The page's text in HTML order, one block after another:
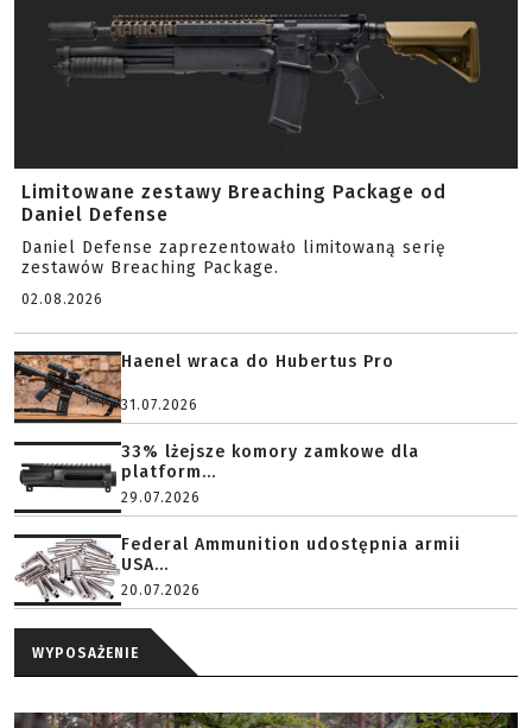
Limitowane zestawy Breaching Package od
Daniel Defense
Daniel Defense zaprezentowało limitowaną serię
zestawów Breaching Package.
02.08.2026
Haenel wraca do Hubertus Pro
31.07.2026
33% lżejsze komory zamkowe dla
platform...
29.07.2026
Federal Ammunition udostępnia armii
USA...
20.07.2026
WYPOSAŻENIE